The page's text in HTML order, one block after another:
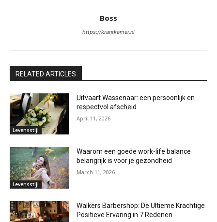
Boss
https://krantkamer.nl
RELATED ARTICLES
Levensstijl
Uitvaart Wassenaar: een persoonlijk en
respectvol afscheid
April 11, 2026
Levensstijl
Waarom een goede work-life balance
belangrijk is voor je gezondheid
March 11, 2026
Walkers Barbershop: De Ultieme Krachtige
Positieve Ervaring in 7 Redenen